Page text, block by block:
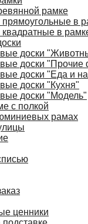
рамке
в
в
доски
доски "Прочие
доски "Еда и
доски "Кухня"
доски "Модель"
с полкой
рамах
ценники